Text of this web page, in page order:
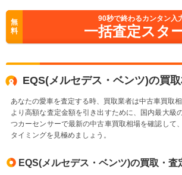
無
料
90秒で終わるカンタン入
一括査定スタ
EQS(メルセデス・ベンツ)の買
あなたの愛車を査定する時、買取業者は中古車買取相
より高額な査定金額を引き出すために、国内最大級
つカーセンサーで最新の中古車買取相場を確認して
タイミングを見極めましょう。
EQS(メルセデス・ベンツ)の買取・査